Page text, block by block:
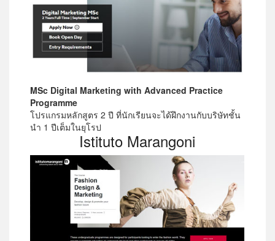
MSc Digital Marketing with Advanced Practice
Programme
โปรแกรมหลักสูตร 2 ปี ที่นักเรียนจะได้ฝึกงานกับบริษัทชั้น
นำ 1 ปีเต็มในยุโรป
Istituto Marangoni